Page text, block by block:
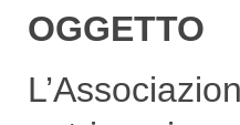
OGGETTO